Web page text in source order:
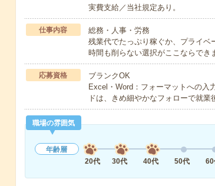
実費支給／当社規定あり。
仕事内容
総務・人事・労務
残業代でたっぷり稼ぐか、プライベ
時間も削らない選択がここならで
応募資格
ブランクOK
Excel・Word：フォーマットへの入
ドは、きめ細やかなフォローで就
職場の雰囲気
年齢層
20代
30代 40代 50代 60